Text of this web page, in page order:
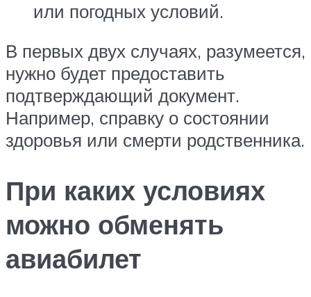
или погодных условий.
В первых двух случаях, разумеется,
нужно будет предоставить
подтверждающий документ.
Например, справку о состоянии
здоровья или смерти родственника.
При каких условиях
можно обменять
авиабилет